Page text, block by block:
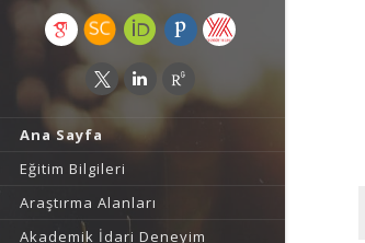
Ana Sayfa
Eğitim Bilgileri
Araştırma Alanları
Akademik İdari Deneyim